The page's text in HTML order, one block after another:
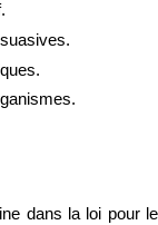
dans la loi pour le